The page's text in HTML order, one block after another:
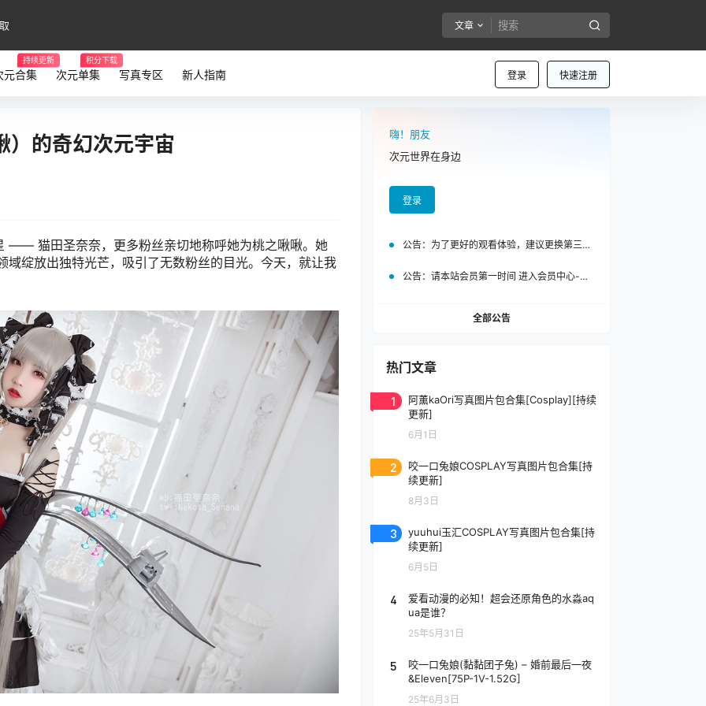
文章
登录 快速注册
元合集
持续更新
次元单集
积分下载
写真专区 新人指南
）的奇幻次元宇宙
—— 猫田圣奈奈，更多粉丝亲切地称呼她为桃之啾啾。她
绽放出独特光芒，吸引了无数粉丝的目光。今天，就让我
嗨！朋友
次元世界在身边
登录
公告： 为了更好的观看体验，建议更换第三方浏览器访问泡面站
公告： 请本站会员第一时间 进入会员中心-我的设置中为您的账号绑定邮箱!
全部公告
热门文章
1
阿薰kaOri写真图片包合集[Cosplay][持续
更新]
6月1日
2
咬一口兔娘COSPLAY写真图片包合集[持
续更新]
8月3日
3
yuuhui玉汇COSPLAY写真图片包合集[持
续更新]
6月5日
4
爱看动漫的必知！超会还原角色的水淼aq
ua是谁？
25年5月31日
5
咬一口兔娘(黏黏团子兔) – 婚前最后一夜
&Eleven[75P-1V-1.52G]
25年6月3日